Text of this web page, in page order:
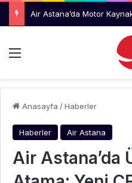
Menü
Anasayfa /Haberler
Haberler Air Astana
Air Astana’da